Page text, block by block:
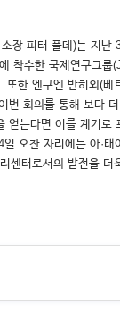
장 피터 풀데)는 지
착수한 국제연구
한 엔구엔 반히외(
회의를 통해 보다
는다면 이를 계기
오찬 자리에는 아·
센터로서의 발전을 더